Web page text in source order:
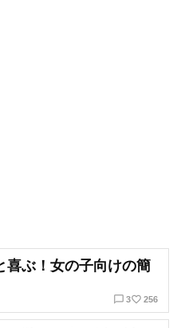
喜ぶ！女の子向けの簡
chat_bubble_outline 3favorite_border 256